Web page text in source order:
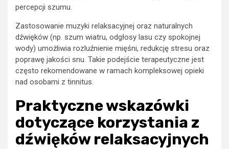
percepcji szumu.
Zastosowanie muzyki relaksacyjnej oraz naturalnych
dźwięków (np. szum wiatru, odgłosy lasu czy spokojnej
wody) umożliwia rozluźnienie mięśni, redukcję stresu oraz
poprawę jakości snu. Takie podejście terapeutyczne jest
często rekomendowane w ramach kompleksowej opieki
nad osobami z tinnitus.
Praktyczne wskazówki
dotyczące korzystania z
dźwięków relaksacyjnych